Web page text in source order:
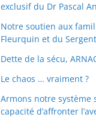
exclusif du Dr Pascal
Notre soutien aux
Fleurquin et du
Dette de la sécu,
Le chaos … vraiment ?
Armons notre
capacité d’affronter